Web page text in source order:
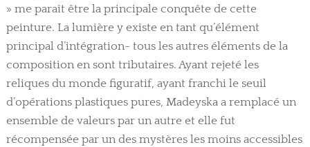
» me paraît être la principale conquête de cette
peinture. La lumière y existe en tant qu’élément
principal d’intégration- tous les autres éléments de la
composition en sont tributaires. Ayant rejeté les
reliques du monde figuratif, ayant franchi le seuil
d’opérations plastiques pures, Madeyska a remplacé un
ensemble de valeurs par un autre et elle fut
récompensée par un des mystères les moins accessibles